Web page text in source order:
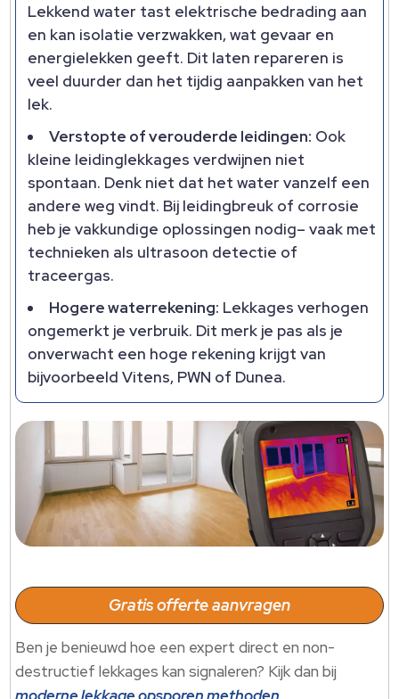
Lekkend water tast elektrische bedrading aan
en kan isolatie verzwakken, wat gevaar en
energielekken geeft. Dit laten repareren is
veel duurder dan het tijdig aanpakken van het
lek.
Verstopte of verouderde leidingen: Ook
kleine leidinglekkages verdwijnen niet
spontaan. Denk niet dat het water vanzelf een
andere weg vindt. Bij leidingbreuk of corrosie
heb je vakkundige oplossingen nodig– vaak met
technieken als ultrasoon detectie of
traceergas.
Hogere waterrekening: Lekkages verhogen
ongemerkt je verbruik. Dit merk je pas als je
onverwacht een hoge rekening krijgt van
bijvoorbeeld Vitens, PWN of Dunea.
Gratis offerte aanvragen
Ben je benieuwd hoe een expert direct en non-
destructief lekkages kan signaleren? Kijk dan bij